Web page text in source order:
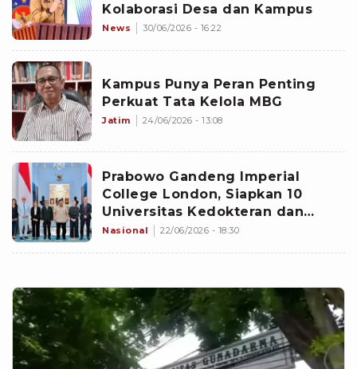
Kolaborasi Desa dan Kampus
News 30/06/2026 - 16:22
Kampus Punya Peran Penting
Perkuat Tata Kelola MBG
Jatim 24/06/2026 - 13:08
Prabowo Gandeng Imperial
College London, Siapkan 10
Universitas Kedokteran dan
Sains Baru di Indonesia
Nasional 22/06/2026 - 18:30